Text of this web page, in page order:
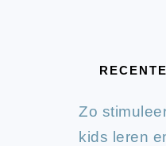
Zo
kids leren